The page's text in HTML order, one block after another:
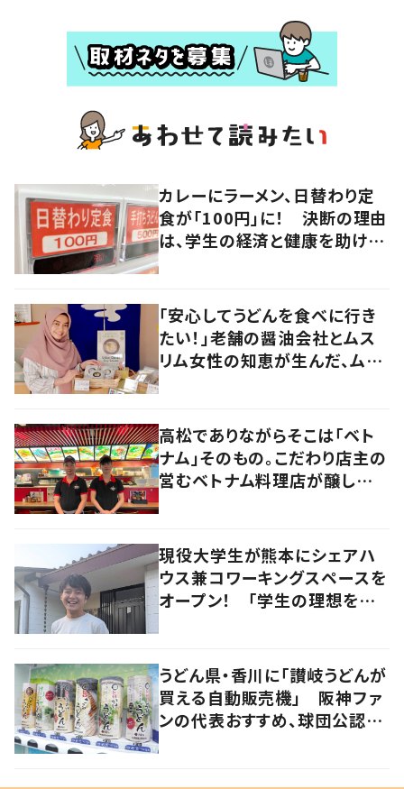
カレーにラーメン、日替わり定
食が「100円」に！ 決断の理由
は、学生の経済と健康を助けよ
「安心してうどんを食べに行き
たい！」老舗の醤油会社とムス
リム女性の知恵が生んだ、ムス
高松でありながらそこは「ベト
ナム」そのもの。こだわり店主の
営むベトナム料理店が醸し出す
現役大学生が熊本にシェアハ
ウス兼コワーキングスペースを
オープン！ 「学生の理想をカ
うどん県・香川に「讃岐うどんが
買える自動販売機」 阪神ファ
ンの代表おすすめ、球団公認カ